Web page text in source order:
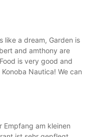
like a dream, Garden is
and amthony are
is very good and
Nautica! We can
Empfang am kleinen